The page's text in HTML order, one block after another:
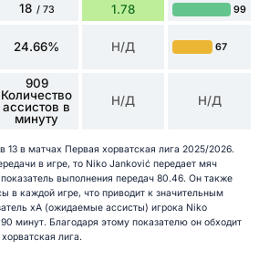
18 / 73 1.78 99
24.66% Н/Д 67
909
Количество
ассистов в
минуту
Н/Д Н/Д
13 в матчах Первая хорватская лига 2025/2026.
в игре, то Niko Janković передает мяч
выполнения передач 80.46. Он также
в каждой игре, что приводит к значительным
xA (ожидаемые ассисты) игрока Niko
минут. Благодаря этому показателю он обходит
лига.